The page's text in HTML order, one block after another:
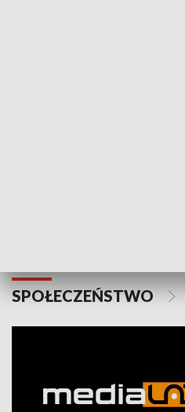
SPOŁECZEŃSTWO